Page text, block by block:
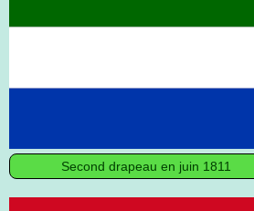
Second drapeau en juin 1811